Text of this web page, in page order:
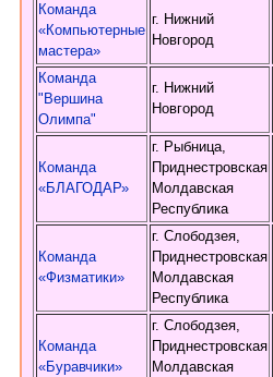
Команда
«Компьютерные
мастера»
г. Нижний
Новгород
Команда
"Вершина
Олимпа"
г. Нижний
Новгород
Команда
«БЛАГОДАР»
г. Рыбница,
Приднестровская
Молдавская
Республика
Команда
«Физматики»
г. Слободзея,
Приднестровская
Молдавская
Республика
Команда
«Буравчики»
г. Слободзея,
Приднестровская
Молдавская